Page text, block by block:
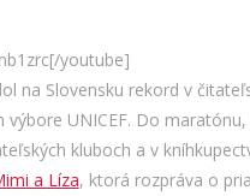
youtube]
na Slovensku rekord v
UNICEF. Do
kluboch a v
a Líza, ktorá rozpráva o